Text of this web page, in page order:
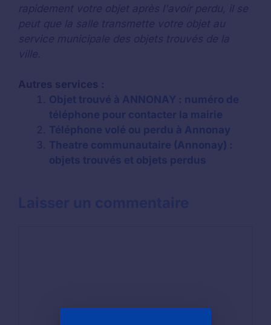
rapidement votre objet après l'avoir perdu, il se
peut que la salle transmette votre objet au
service municipale des objets trouvés de la
ville.
Autres services :
Objet trouvé à ANNONAY : numéro de
téléphone pour contacter la mairie
Téléphone volé ou perdu à Annonay
Theatre communautaire (Annonay) :
objets trouvés et objets perdus